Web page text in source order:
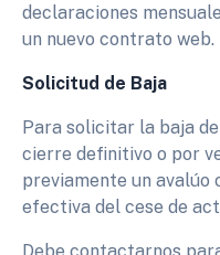
declaraciones
un nuevo contrato web.
Solicitud de Baja
Para solicitar la baja
cierre definitivo o por
previamente un avalúo
efectiva del cese de
Debe contactarnos